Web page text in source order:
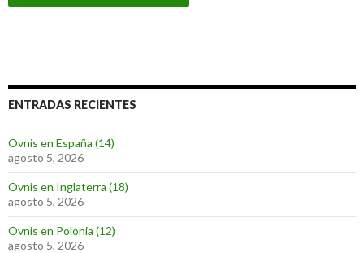
ENTRADAS RECIENTES
Ovnis en España (14)
agosto 5, 2026
Ovnis en Inglaterra (18)
agosto 5, 2026
Ovnis en Polonia (12)
agosto 5, 2026